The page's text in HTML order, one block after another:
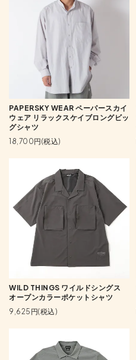
PAPERSKY WEAR ペーパースカイ
ウェア リラックスケイブロングビッ
グシャツ
18,700円(税込)
WILD THINGS ワイルドシングス
オープンカラーポケットシャツ
9,625円(税込)